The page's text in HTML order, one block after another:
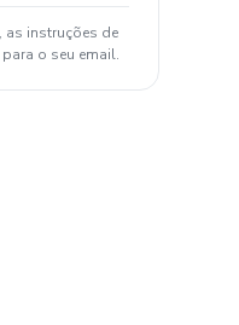
instruções de
o seu email.